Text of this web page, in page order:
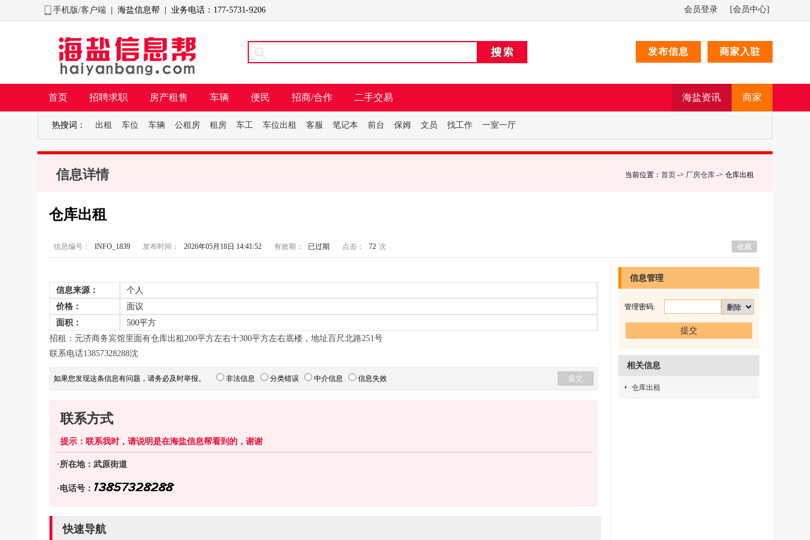
手机版/客户端 | 海盐信息帮 | 业务电话：177-5731-9206 会员登录 [会员中心]
发布信息 商家入驻
首页 招聘求职 房产租售 车辆 便民 招商/合作 二手交易 商家
海盐资讯
热搜词： 出租 车位 车辆 公租房 租房 车工 车位出租 客服 笔记本 前台 保姆 文员 找工作 一室一厅
信息详情 当前位置： 首页 -> 厂房仓库 -> 仓库出租
仓库出租
信息编号： INFO_1839 发布时间： 2026年05月18日 14:41:52 有效期： 已过期 点击： 72 次 收藏
信息来源：
个人
价格：
面议
面积：
500平方
招租：元济商务宾馆里面有仓库出租200平方左右十300平方左右底楼，地址百尺北路251号
联系电话13857328288沈
如果您发现这条信息有问题，请务必及时举报。 非法信息 分类错误 中介信息 信息失效
联系方式
提示：联系我时，请说明是在海盐信息帮看到的，谢谢
·所在地：武原街道
·电话号：
快速导航
信息管理
管理密码:
相关信息
仓库出租